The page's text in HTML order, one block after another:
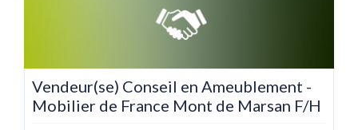
Vendeur(se) Conseil en Ameublement -
Mobilier de France Mont de Marsan F/H